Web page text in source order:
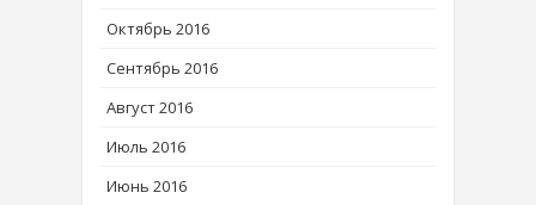
Октябрь 2016
Сентябрь 2016
Август 2016
Июль 2016
Июнь 2016